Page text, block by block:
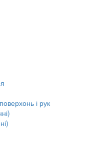
і рук